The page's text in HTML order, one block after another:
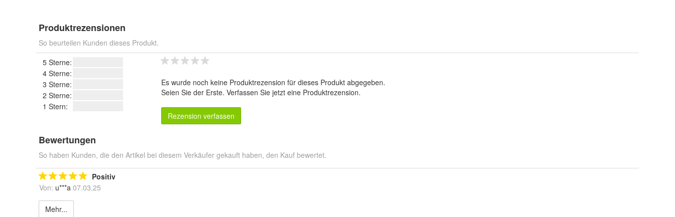
Produktrezensionen
So beurteilen Kunden dieses Produkt.
5 Sterne:
4 Sterne:
3 Sterne:
2 Sterne:
1 Stern:
Es wurde noch keine Produktrezension für dieses Produkt abgegeben.
Seien Sie der Erste. Verfassen Sie jetzt eine Produktrezension.
Rezension verfassen
Bewertungen
So haben Kunden, die den Artikel bei diesem Verkäufer gekauft haben, den Kauf bewertet.
Positiv
Von: u***a 07.03.25
Mehr...